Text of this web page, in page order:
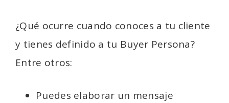
¿Qué ocurre cuando conoces a tu cliente
y tienes definido a tu Buyer Persona?
Entre otros:
Puedes elaborar un mensaje